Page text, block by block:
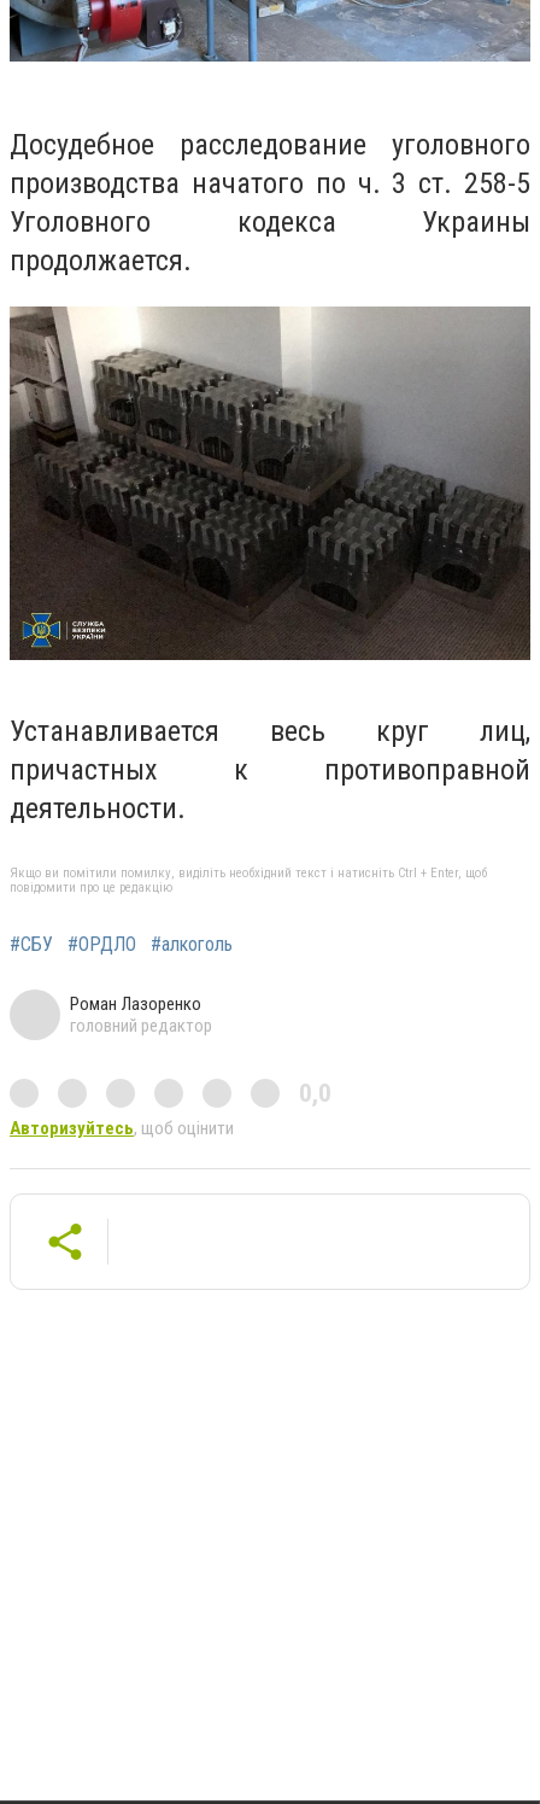
Досудебное расследование уголовного
производства начатого по ч. 3 ст. 258-5
Уголовного кодекса Украины
продолжается.
Устанавливается весь круг лиц,
причастных к противоправной
деятельности.
Якщо ви помітили помилку, виділіть необхідний текст і натисніть Ctrl + Enter, щоб
повідомити про це редакцію
#СБУ #ОРДЛО #алкоголь
Роман Лазоренко
головний редактор
0,0
Авторизуйтесь, щоб оцінити